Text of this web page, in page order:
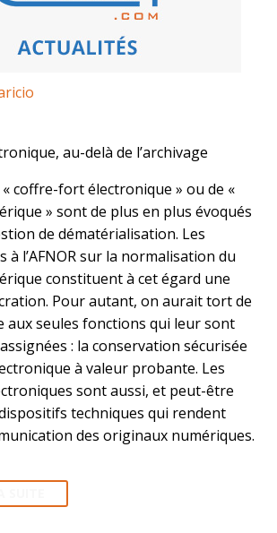
au-delà de l’archivage
« coffre-fort électronique » ou de «
» sont de plus en plus évoqués
de dématérialisation. Les
à l’AFNOR sur la normalisation du
constituent à cet égard une
Pour autant, on aurait tort de
aux seules fonctions qui leur sont
: la conservation sécurisée
à valeur probante. Les
sont aussi, et peut-être
techniques qui rendent
des originaux numériques.